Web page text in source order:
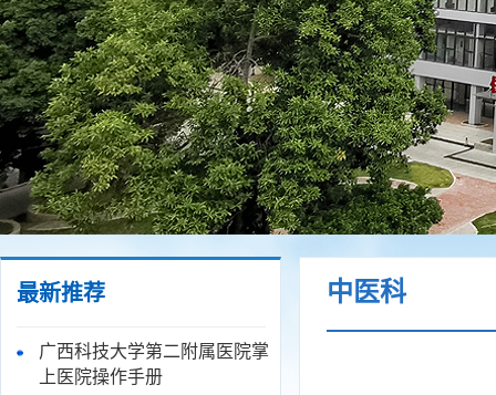
最新推荐
广西科技大学第二附属医院掌
上医院操作手册
中医科